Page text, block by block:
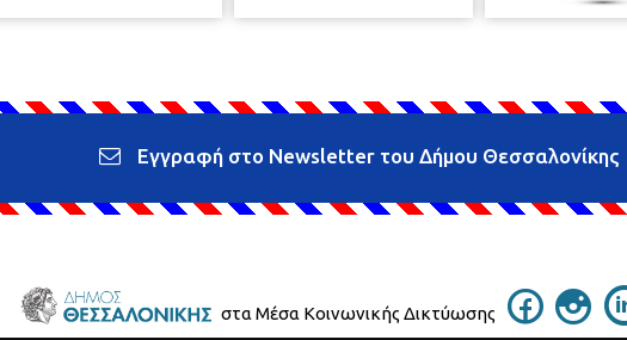
Εγγραφή στο Newsletter του Δήμου Θεσσαλονίκης
στα Μέσα Κοινωνικής Δικτύωσης